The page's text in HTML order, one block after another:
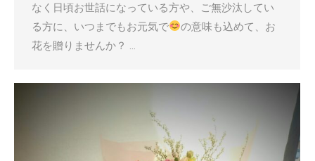
なく日頃お世話になっている方や、ご無沙汰してい
る方に、いつまでもお元気で
の意味も込めて、お
花を贈りませんか？ …